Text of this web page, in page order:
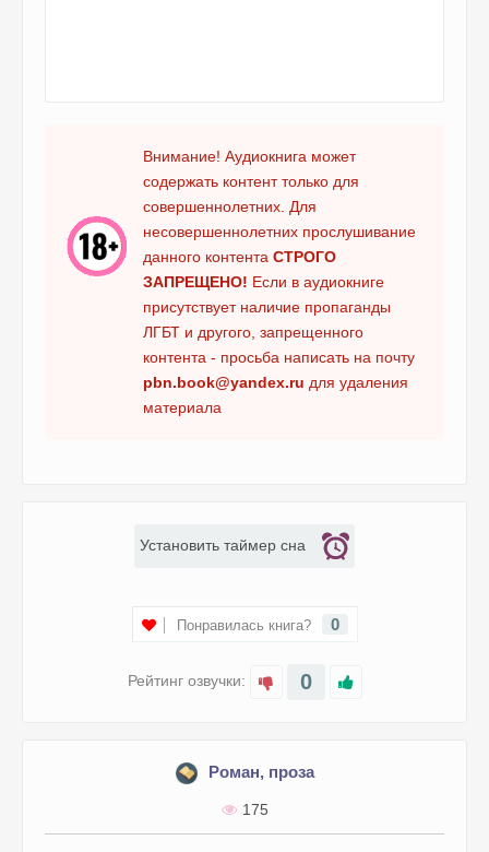
Внимание! Аудиокнига может
содержать контент только для
совершеннолетних. Для
несовершеннолетних прослушивание
данного контента СТРОГО
ЗАПРЕЩЕНО! Если в аудиокниге
присутствует наличие пропаганды
ЛГБТ и другого, запрещенного
контента - просьба написать на почту
pbn.book@yandex.ru для удаления
материала
Рейтинг озвучки: 0
Понравилась книга? 0
Установить таймер сна
Роман, проза
175